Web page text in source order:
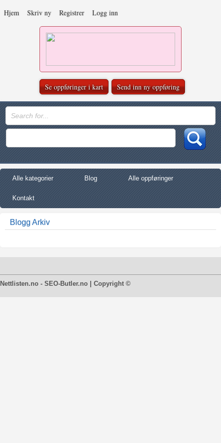
Hjem Skriv ny Registrer Logg inn
Se oppføringer i kart Send inn ny oppføring
Alle kategorier Blog Alle oppføringer
Kontakt
Blogg Arkiv
Nettlisten.no - SEO-Butler.no | Copyright ©